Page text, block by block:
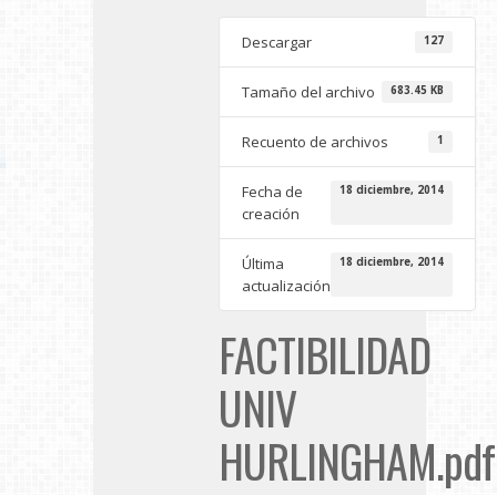
Descargar 127
Tamaño del archivo 683.45 KB
Recuento de archivos 1
Fecha de
creación
18 diciembre, 2014
Última
actualización
18 diciembre, 2014
FACTIBILIDAD
UNIV
HURLINGHAM.pdf